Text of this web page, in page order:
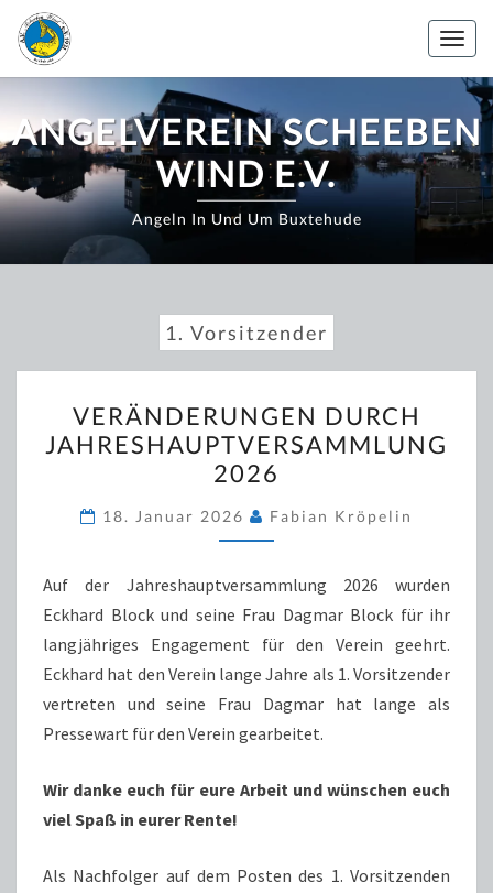
Zum
Inhalt
springen
ANGELVEREIN SCHEEBEN
WIND E.V.
Angeln In Und Um Buxtehude
1. Vorsitzender
DURCH
2026
VERÄNDERUNGEN DURCH
JAHRESHAUPTVERSAMMLUNG
2026
18. Januar 2026 Fabian Kröpelin
Auf der Jahreshauptversammlung 2026 wurden
Eckhard Block und seine Frau Dagmar Block für ihr
langjähriges Engagement für den Verein geehrt.
Eckhard hat den Verein lange Jahre als 1. Vorsitzender
vertreten und seine Frau Dagmar hat lange als
Pressewart für den Verein gearbeitet.
Wir danke euch für eure Arbeit und wünschen euch
viel Spaß in eurer Rente!
Als Nachfolger auf dem Posten des 1. Vorsitzenden